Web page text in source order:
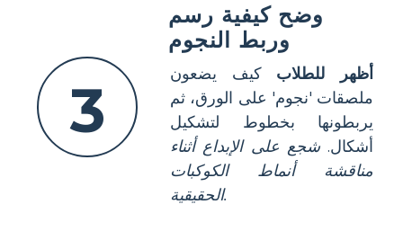
3
وضح كيفية رسم
وربط النجوم
أظهر للطلاب كيف يضعون
ملصقات 'نجوم' على الورق، ثم
يربطونها بخطوط لتشكيل
أشكال.شجع على الإبداع أثناء
مناقشة أنماط الكوكبات
الحقيقية.